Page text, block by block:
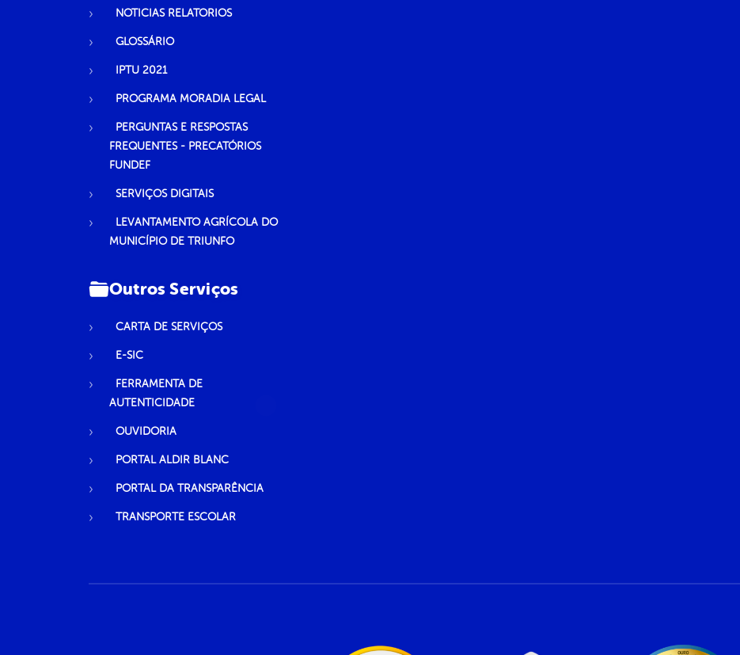
NOTICIAS RELATORIOS
GLOSSÁRIO
IPTU 2021
PROGRAMA MORADIA LEGAL
PERGUNTAS E RESPOSTAS
FREQUENTES - PRECATÓRIOS
FUNDEF
SERVIÇOS DIGITAIS
LEVANTAMENTO AGRÍCOLA DO
MUNICÍPIO DE TRIUNFO
Outros Serviços
CARTA DE SERVIÇOS
E-SIC
FERRAMENTA DE
AUTENTICIDADE
OUVIDORIA
PORTAL ALDIR BLANC
PORTAL DA TRANSPARÊNCIA
TRANSPORTE ESCOLAR